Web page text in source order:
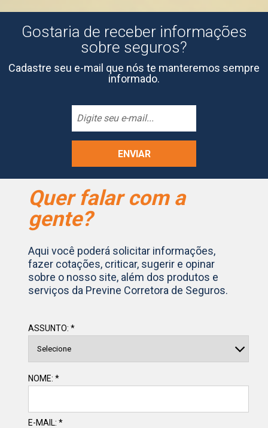
Gostaria de receber informações
sobre seguros?
Cadastre seu e-mail que nós te manteremos sempre
informado.
Quer falar com a
gente?
Aqui você poderá solicitar informações,
fazer cotações, criticar, sugerir e opinar
sobre o nosso site, além dos produtos e
serviços da Previne Corretora de Seguros.
ASSUNTO: *
NOME: *
E-MAIL: *